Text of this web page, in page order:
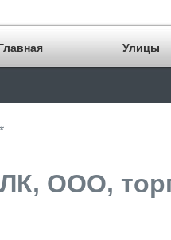
Улицы
*
ООО,